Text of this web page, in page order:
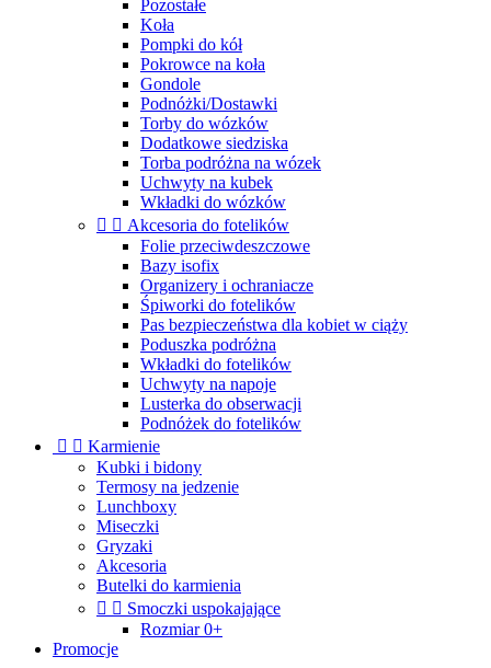
Pozostałe
Koła
Pompki do kół
Pokrowce na koła
Gondole
Podnóżki/Dostawki
Torby do wózków
Dodatkowe siedziska
Torba podróżna na wózek
Uchwyty na kubek
Wkładki do wózków
  Akcesoria do fotelików
Folie przeciwdeszczowe
Bazy isofix
Organizery i ochraniacze
Śpiworki do fotelików
Pas bezpieczeństwa dla kobiet w ciąży
Poduszka podróżna
Wkładki do fotelików
Uchwyty na napoje
Lusterka do obserwacji
Podnóżek do fotelików
  Karmienie
Kubki i bidony
Termosy na jedzenie
Lunchboxy
Miseczki
Gryzaki
Akcesoria
Butelki do karmienia
  Smoczki uspokajające
Rozmiar 0+
Promocje